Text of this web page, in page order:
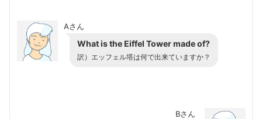
Aさん
What is the Eiffel Tower made of?
訳）エッフェル塔は何で出来ていますか？
Bさん